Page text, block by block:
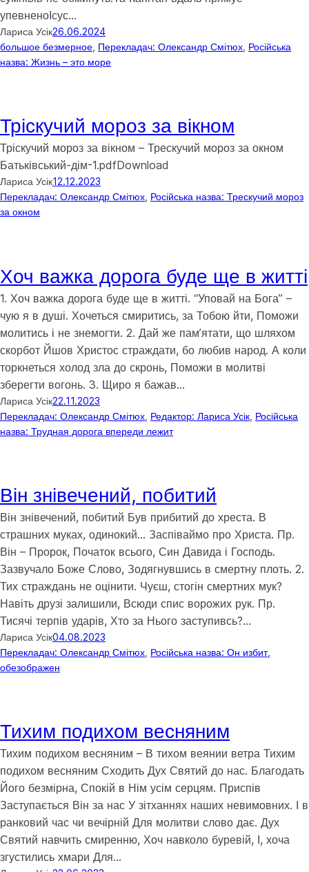
упевненоІсус…
Лариса Усік26.06.2024
большое безмерное Перекладач: Олександр Смітюх Російська
назва: Жизнь – это море
Тріскучий мороз за вікном
Тріскучий мороз за вікном – Трескучий мороз за окном
Батьківський-дім-1.pdfDownload
Лариса Усік12.12.2023
Перекладач: Олександр Смітюх Російська назва: Трескучий мороз
за окном
Хоч важка дорога буде ще в житті
1. Хоч важка дорога буде ще в житті. “Уповай на Бога” –
чую я в душі. Хочеться смиритись, за Тобою йти, Поможи
молитись і не знемогти. 2. Дай же пам’ятати, що шляхом
скорбот Йшов Христос страждати, бо любив народ. А коли
торкнеться холод зла до скронь, Поможи в молитві
зберегти вогонь. 3. Щиро я бажав…
Лариса Усік22.11.2023
Перекладач: Олександр Смітюх Редактор: Лариса Усік Російська
назва: Трудная дорога впереди лежит
Він знівечений, побитий
Він знівечений, побитий Був прибитий до хреста. В
страшних муках, одинокий… Заспіваймо про Христа. Пр.
Він – Пророк, Початок всього, Син Давида і Господь.
Зазвучало Боже Слово, Зодягнувшись в смертну плоть. 2.
Тих страждань не оцінити. Чуєш, стогін смертних мук?
Навіть друзі залишили, Всюди спис ворожих рук. Пр.
Тисячі терпів ударів, Хто за Нього заступивсь?…
Лариса Усік04.08.2023
Перекладач: Олександр Смітюх Російська назва: Он избит,
обезображен
Тихим подихом весняним
Тихим подихом весняним – В тихом веянии ветра Тихим
подихом весняним Сходить Дух Святий до нас. Благодать
Його безмірна, Спокій в Нім усім серцям. Приспів
Заступається Він за нас У зітханнях наших невимовних. І в
ранковий час чи вечірній Для молитви слово дає. Дух
Святий навчить смиренню, Хоч навколо буревій, І, хоча
згустились хмари Для…